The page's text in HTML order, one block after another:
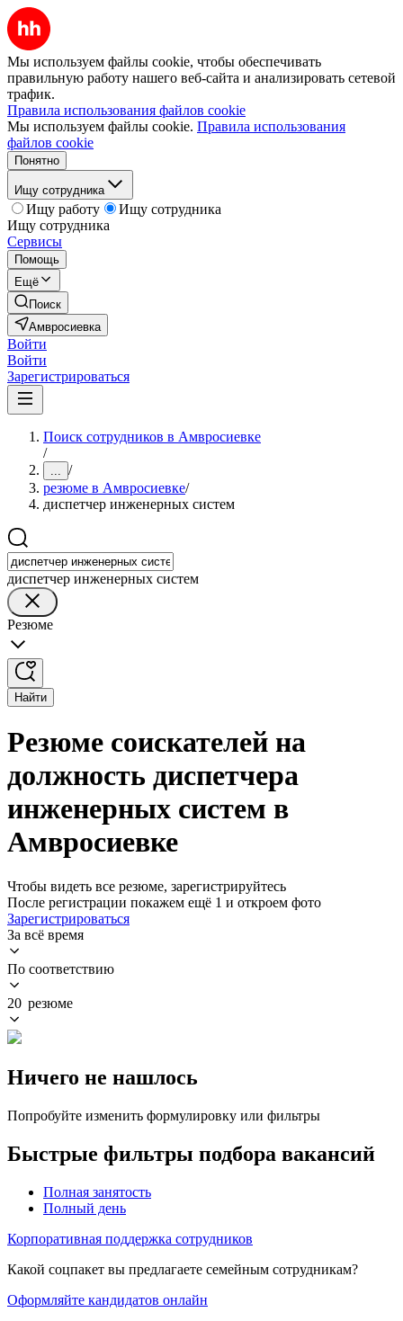
Мы используем файлы cookie, чтобы обеспечивать
правильную работу нашего веб-сайта и анализировать сетевой
трафик.
Правила использования файлов cookie
Мы используем файлы cookie. Правила использования
файлов cookie
Понятно
Ищу сотрудника
Ищу работу
Ищу сотрудника
Ищу сотрудника
Сервисы
Помощь
Ещё
Поиск
Амвросиевка
Войти
Войти
Зарегистрироваться
Поиск сотрудников в Амвросиевке
/
... /
резюме в Амвросиевке/
диспетчер инженерных систем
диспетчер инженерных систем
Резюме
Найти
Резюме соискателей на
должность диспетчера
инженерных систем в
Амвросиевке
Чтобы видеть все резюме, зарегистрируйтесь
После регистрации покажем ещё 1 и откроем фото
Зарегистрироваться
За всё время
По соответствию
20 резюме
Ничего не нашлось
Попробуйте изменить формулировку или фильтры
Быстрые фильтры подбора вакансий
Полная занятость
Полный день
Корпоративная поддержка сотрудников
Какой соцпакет вы предлагаете семейным сотрудникам?
Оформляйте кандидатов онлайн